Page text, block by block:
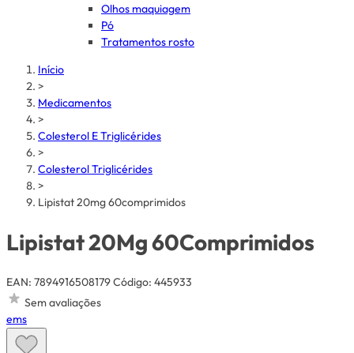
Olhos maquiagem
Pó
Tratamentos rosto
Início
>
Medicamentos
>
Colesterol E Triglicérides
>
Colesterol Triglicérides
>
Lipistat 20mg 60comprimidos
Lipistat 20Mg 60Comprimidos
EAN: 7894916508179Código: 445933
Sem avaliações
ems